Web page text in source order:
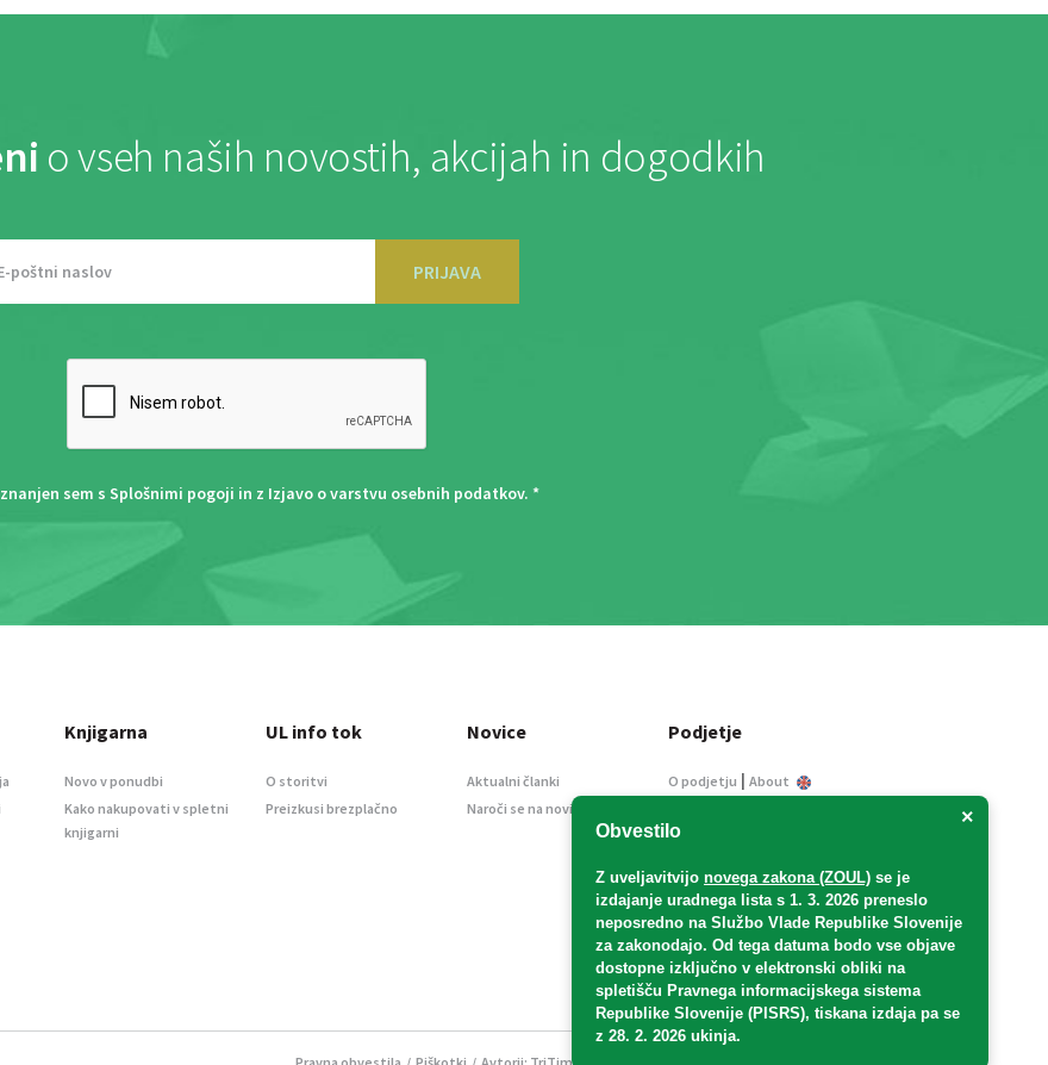
o vseh naših novostih, akcijah in dogodkih
PRIJAVA
sem s Splošnimi pogoji in z Izjavo o varstvu osebnih podatkov. *
×
Obvestilo
Z uveljavitvijo novega zakona (ZOUL) se je
izdajanje uradnega lista s 1. 3. 2026 preneslo
neposredno na Službo Vlade Republike Slovenije
za zakonodajo. Od tega datuma bodo vse objave
dostopne izključno v elektronski obliki na
spletišču Pravnega informacijskega sistema
Republike Slovenije (PISRS), tiskana izdaja pa se
z 28. 2. 2026 ukinja.
Knjigarna
Novo v ponudbi
Kako nakupovati v spletni
knjigarni
UL info tok
O storitvi
Preizkusi brezplačno
Novice
Aktualni članki
Naroči se na novice
Podjetje
O podjetju | About
Informacije javnega
Oglaševanje
Splošni pogoji
Izjava o varstvu osebnih
podatkov
E-dražbe